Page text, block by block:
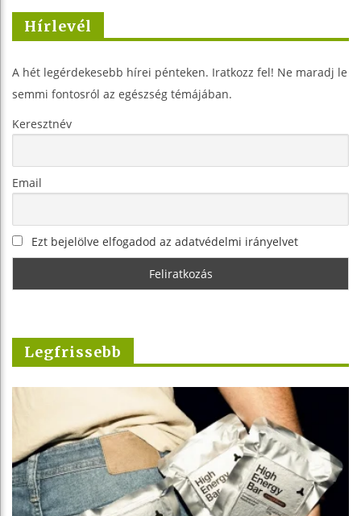
Hírlevél
A hét legérdekesebb hírei pénteken. Iratkozz fel! Ne maradj le
semmi fontosról az egészség témájában.
Keresztnév
Email
Ezt bejelölve elfogadod az adatvédelmi irányelvet
Legfrissebb